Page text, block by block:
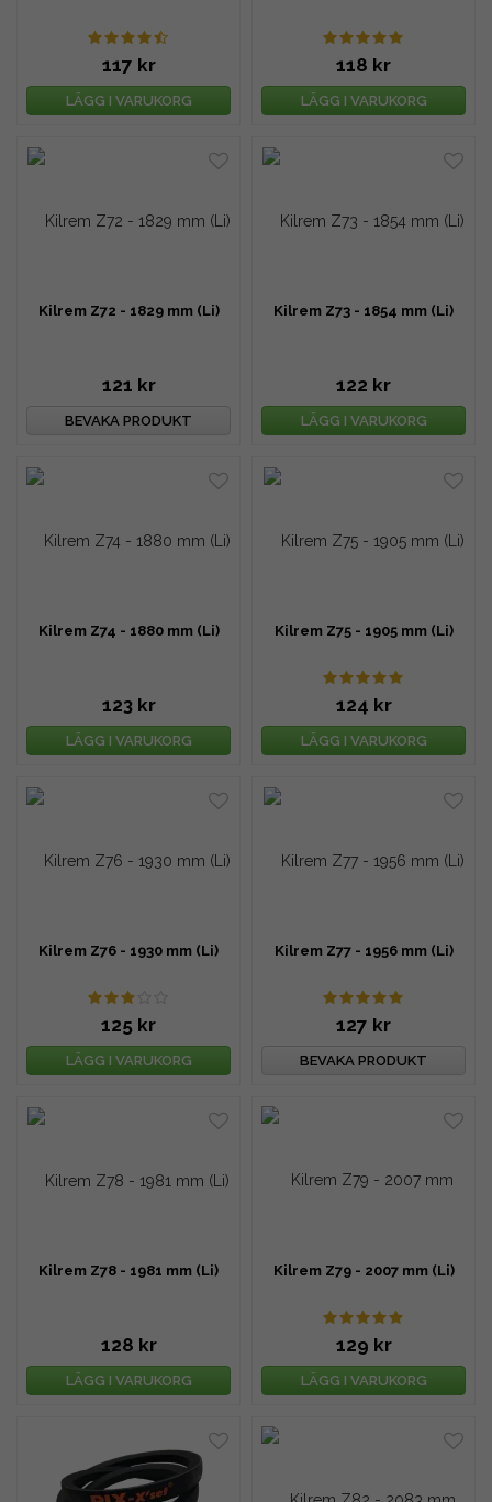
117 kr
LÄGG I VARUKORG
118 kr
LÄGG I VARUKORG
Kilrem Z72 - 1829 mm (Li)
121 kr
BEVAKA PRODUKT
Kilrem Z73 - 1854 mm (Li)
122 kr
LÄGG I VARUKORG
Kilrem Z74 - 1880 mm (Li)
123 kr
LÄGG I VARUKORG
Kilrem Z75 - 1905 mm (Li)
124 kr
LÄGG I VARUKORG
Kilrem Z76 - 1930 mm (Li)
125 kr
LÄGG I VARUKORG
Kilrem Z77 - 1956 mm (Li)
127 kr
BEVAKA PRODUKT
Kilrem Z78 - 1981 mm (Li)
128 kr
LÄGG I VARUKORG
Kilrem Z79 - 2007 mm (Li)
129 kr
LÄGG I VARUKORG